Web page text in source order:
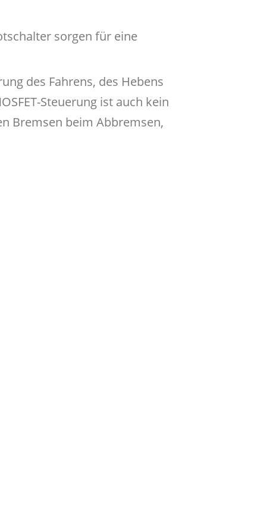
sorgen für eine
des Fahrens, des Hebens
Steuerung ist auch kein
Bremsen beim Abbremsen,